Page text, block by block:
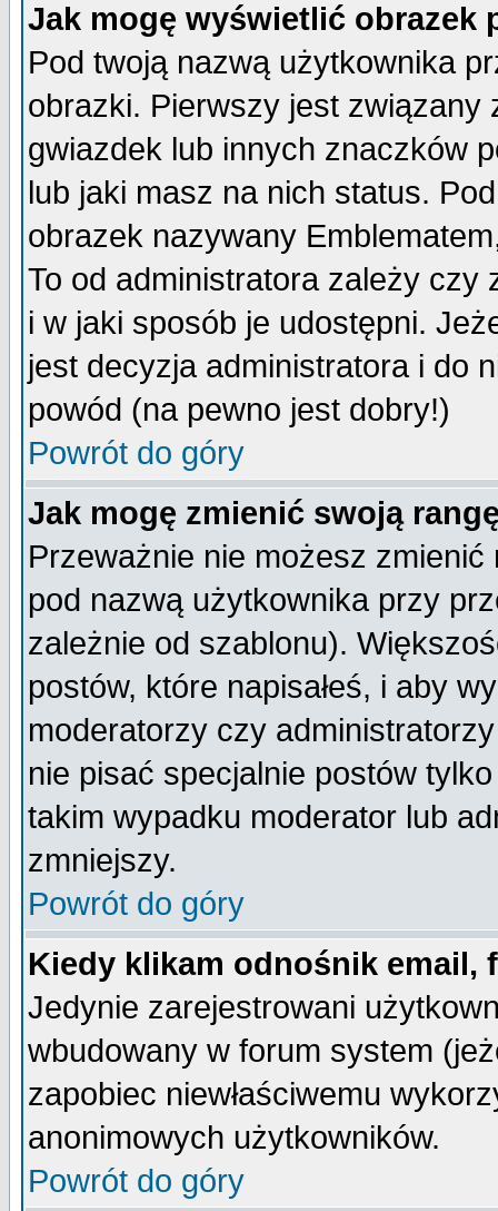
Jak mogę wyświetlić obrazek
Pod twoją nazwą użytkownika
obrazki. Pierwszy jest
gwiazdek lub innych znaczków
lub jaki masz na nich status.
obrazek nazywany
To od administratora zależy czy
i w jaki sposób je udostępni.
jest decyzja administratora i do
powód (na pewno jest dobry!)
Powrót do góry
Jak mogę zmienić swoją
Przeważnie nie możesz
pod nazwą użytkownika przy
zależnie od szablonu).
postów, które napisałeś, i aby
moderatorzy czy
nie pisać specjalnie postów
takim wypadku moderator lub
zmniejszy.
Powrót do góry
Kiedy klikam odnośnik email,
Jedynie zarejestrowani
wbudowany w forum system
zapobiec niewłaściwemu
anonimowych użytkowników.
Powrót do góry